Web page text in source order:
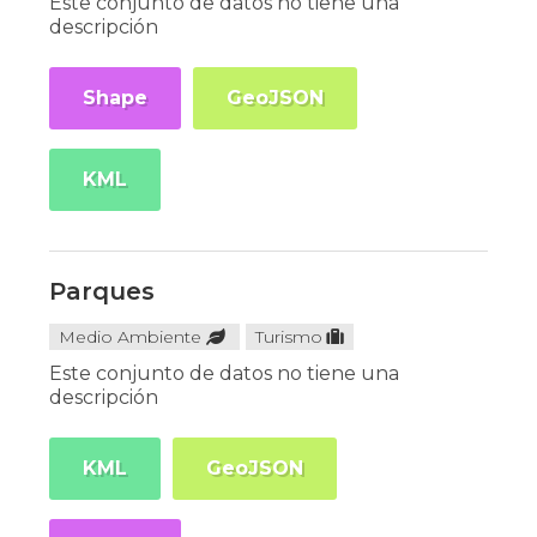
descripción
Shape GeoJSON
KML
Parques
Medio Ambiente Turismo
Este conjunto de datos no tiene una
descripción
KML GeoJSON